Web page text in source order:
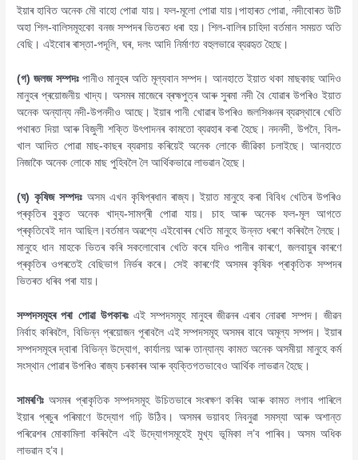
ইয়াৰ হাবিত অনেক মৌ বাহাে পােৱা যায়। ফল-মূলাে পােৱা যায়।পাহাৰত পােৱা, নদীবােৰত উটি
অহা শিল-বালিসমূহকো বনজ সম্পদৰ ভিতৰত ধৰা হয়। শিল-বালিৰ চাহিদা বৰ্তমান সময়ত অতি
বেছি। এইবােৰ ৰাস্তা-পদূলি, ঘৰ, দলং আদি নিৰ্মাণত বহুলভাৱে ব্যৱহৃত হৈছে।
(গ) জলজ সম্পদঃপানীও মানুহৰ অতি মূল্যবান সম্পদ। আনহাতে ইয়াত থকা মাছকাছ আদিও
মানুহৰ প্ৰয়ােজনীয় খাদ্য। অসমৰ মাজেৰে ব্ৰহ্মপুত্ৰ আৰু সুৰমা নদী বৈ যােৱাৰ উপৰিও ইয়াত
অনেক অন্যান্য নদী-উপনদীও আছে। ইয়াৰ পানী খােৱাৰ উপৰিও জলসিঞ্চনৰ ব্যৱস্থাৰে খেতি
পথাৰত দিয়া আৰু বিজুলী শক্তি উৎপাদনৰ কামতাে ব্যৱহাৰ কৰা হৈছে। নদনদী, উপনৈ, বিল-
খাল আদিত পােৱা মাছ-কাছৰ ব্যৱসায় কৰিয়েই অনেক লোকে জীৱিকা চলাইছে। আনহাতে
নিজাকৈ অনেক লােকে মাছ পুহিবলৈ লৈ আৰ্থিকভাৱে লাভৱান হৈছে।
(ঘ) কৃষিজ সম্পদঃঅসম এখন কৃষিপ্ৰধান ৰাজ্য। ইয়াত মানুহে কৰা বিবিধ খেতিৰ উপৰিও
প্ৰকৃতিৰ বুকুত অনেক খাদ্য-সামগ্ৰী পােৱা যায়। চাহ আৰু অনেক ফল-মূল আগতে
প্ৰকৃতিবেই দান আছিল।বৰ্তমান অৱশ্যে এইবােৰৰ খেতি মানুহে উন্নত ধৰণে কৰিবলৈ লৈছে।
মানুহে ধান মাহকে ভিতৰ কৰি সকলােবােৰ খেতি কৰে যদিও পানীৰ কাৰণে, জলবায়ুৰ কাৰণে
প্ৰকৃতিৰ ওপৰতেই বেছিভাগ নিৰ্ভৰ কৰে। সেই কাৰণেই অসমৰ কৃষিক প্ৰাকৃতিক সম্পদৰ
ভিতৰত ধৰিব পৰা যায়।
সম্পদসমূহৰ পৰা পােৱা উপকাৰঃএই সম্পদসমূহ মানুহৰ জীৱনৰ এৰাব নােৱৰা সম্পদ। জীৱন
নিৰ্বাহ কৰিবলৈ, বিভিন্ন প্ৰয়ােজন পূৰাবলৈ এই সম্পদসমূহ অসমৰ বাবে অমূল্য সম্পদ। ইয়াৰ
সম্পদসমূহৰ দ্বাৰা বিভিন্ন উদ্যোগ, কাৰ্যালয় আৰু তান্যান্য কামত অনেক অসমীয়া মানুহে কৰ্ম
সংস্থান পােৱাৰ উপৰিও ৰাজ্য চৰকাৰৰ আৰু ব্যক্তিগতভাবেও আৰ্থিক লাভৱান হৈছে।
সামৰণিঃ অসমৰ প্ৰাকৃতিক সম্পদসমূহ উচিতভাৰে সংৰক্ষণ কৰিব আৰু কামত লগাব পাৰিলে
ইয়াৰ প্ৰচুৰ পৰিমাণে উদ্যোগ গঢ়ি উঠিব। অসমৰ ভয়াবহ নিবনুৱা সমস্যা আৰু অশান্ত
পৰিৱেশৰ মােকামিলা কৰিবলৈ এই উদ্যোগসমূহেই মুখ্য ভূমিকা ল’ব পাৰিব। অসম অধিক
লাভৱান হ’ব।